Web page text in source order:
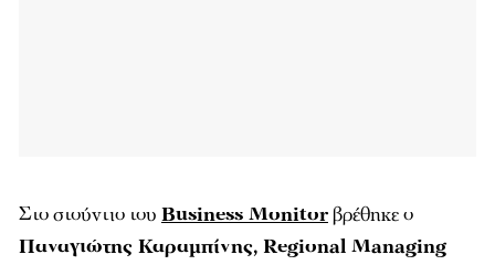
Στο στούντιο του Business Monitorβρέθηκε ο
Παναγιώτης Καραμπίνης, Regional Managing